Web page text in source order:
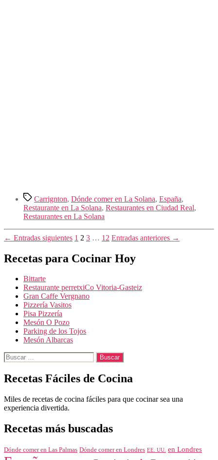
Etiquetas
Carrignton, Dónde comer en La Solana, España,
Restaurante en La Solana, Restaurantes en Ciudad Real,
Restaurantes en La Solana
Paginación
de
entradas
← Entradas siguientes 1 2 3 … 12 Entradas anteriores →
Recetas para Cocinar Hoy
Bittarte
Restaurante perretxiCo Vitoria-Gasteiz
Gran Caffe Vergnano
Pizzería Vasitos
Pisa Pizzería
Mesón O Pozo
Parking de los Tojos
Mesón Albarcas
Buscar:
Recetas Fáciles de Cocina
Miles de recetas de cocina fáciles para que cocinar sea una
experiencia divertida.
Recetas más buscadas
Dónde comer en Las Palmas Dónde comer en Londres EE. UU. en Londres